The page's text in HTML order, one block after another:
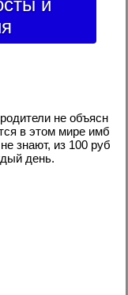
не объясн
в этом мире имб
знают, из 100 руб
день.